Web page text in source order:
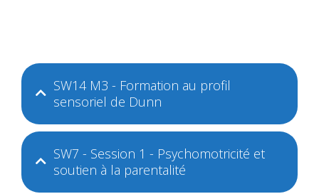
SW14 M3 - Formation au profil
sensoriel de Dunn
SW7 - Session 1 - Psychomotricité et
soutien à la parentalité